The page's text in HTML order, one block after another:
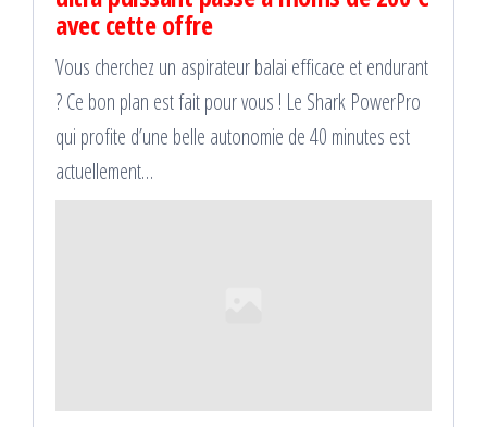
avec cette offre
Vous cherchez un aspirateur balai efficace et endurant
? Ce bon plan est fait pour vous ! Le Shark PowerPro
qui profite d’une belle autonomie de 40 minutes est
actuellement…